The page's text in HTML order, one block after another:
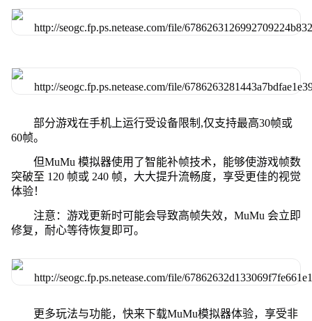
部分游戏在手机上运行受设备限制,仅支持最高30帧或
60帧。
但MuMu 模拟器使用了智能补帧技术，能够使游戏帧数
突破至 120 帧或 240 帧，大大提升流畅度，享受更佳的视觉
体验！
注意：游戏更新时可能会导致高帧失效，MuMu 会立即
修复，耐心等待恢复即可。
更多玩法与功能，快来下载MuMu模拟器体验，享受非